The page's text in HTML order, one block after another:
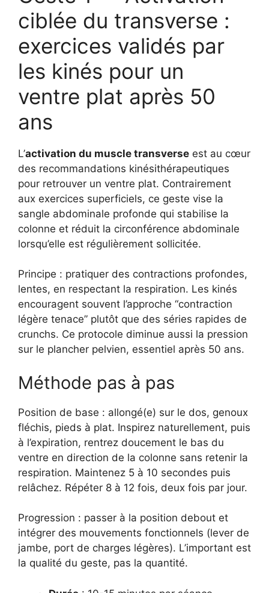
ciblée du transverse :
exercices validés par
les kinés pour un
ventre plat après 50
ans
L’activation du muscle transverse est au cœur
des recommandations kinésithérapeutiques
pour retrouver un ventre plat. Contrairement
aux exercices superficiels, ce geste vise la
sangle abdominale profonde qui stabilise la
colonne et réduit la circonférence abdominale
lorsqu’elle est régulièrement sollicitée.
Principe : pratiquer des contractions profondes,
lentes, en respectant la respiration. Les kinés
encouragent souvent l’approche “contraction
légère tenace” plutôt que des séries rapides de
crunchs. Ce protocole diminue aussi la pression
sur le plancher pelvien, essentiel après 50 ans.
Méthode pas à pas
Position de base : allongé(e) sur le dos, genoux
fléchis, pieds à plat. Inspirez naturellement, puis
à l’expiration, rentrez doucement le bas du
ventre en direction de la colonne sans retenir la
respiration. Maintenez 5 à 10 secondes puis
relâchez. Répéter 8 à 12 fois, deux fois par jour.
Progression : passer à la position debout et
intégrer des mouvements fonctionnels (lever de
jambe, port de charges légères). L’important est
la qualité du geste, pas la quantité.